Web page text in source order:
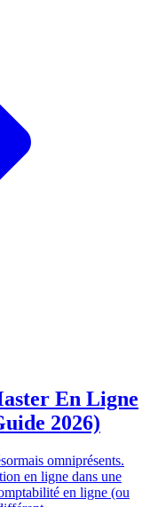
En Ligne
2026)
omniprésents.
en ligne dans une
en ligne (ou